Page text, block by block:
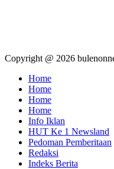
Copyright @ 2026
Home
Home
Home
Home
Info Iklan
HUT Ke 1 Newsland
Pedoman Pemberitaan
Redaksi
Indeks Berita